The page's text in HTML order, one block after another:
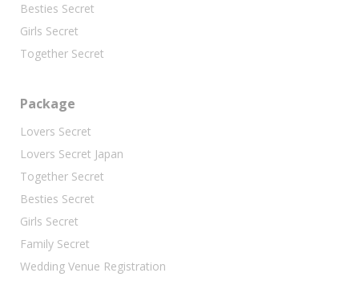
Besties Secret
Girls Secret
Together Secret
Package
Lovers Secret
Lovers Secret Japan
Together Secret
Besties Secret
Girls Secret
Family Secret
Wedding Venue Registration